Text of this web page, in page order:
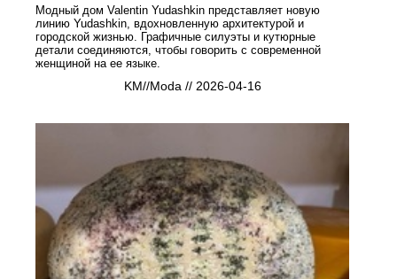
Модный дом Valentin Yudashkin представляет новую
линию Yudashkin, вдохновленную архитектурой и
городской жизнью. Графичные силуэты и кутюрные
детали соединяются, чтобы говорить с современной
женщиной на ее языке.
KM//Moda // 2026-04-16